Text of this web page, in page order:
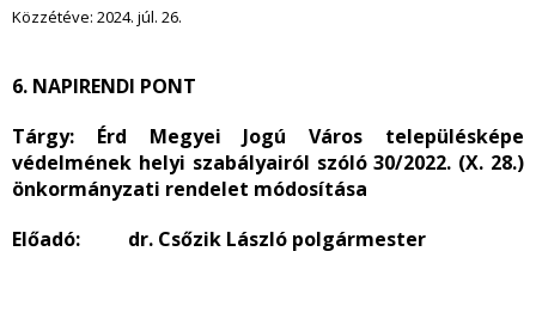
Közzétéve: 2024. júl. 26.
6. NAPIRENDI PONT
Tárgy: Érd Megyei Jogú Város településképe
védelmének helyi szabályairól szóló 30/2022. (X. 28.)
önkormányzati rendelet módosítása
Előadó: dr. Csőzik László polgármester